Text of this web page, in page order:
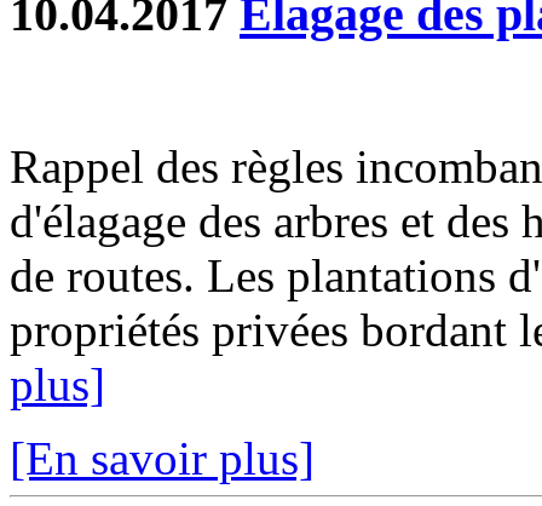
10.04.2017 Elagage des
Rappel des règles
d'élagage des arbres et des
de routes. Les plantations
propriétés privées bordant
plus]
[En savoir plus]